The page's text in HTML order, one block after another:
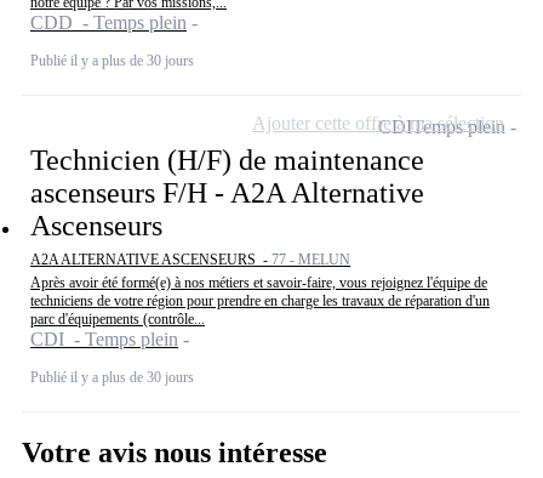
CDD - Temps plein
Publié il y a plus de 30 jours
Technicien (H/F) de maintenance
ascenseurs F/H - A2A Alternative
Ascenseurs
A2A ALTERNATIVE ASCENSEURS - 77 - MELUN
Après avoir été formé(e) à nos métiers et savoir-faire, vous rejoignez l'équipe de
techniciens de votre région pour prendre en charge les travaux de réparation d'un
parc d'équipements (contrôle...
CDI - Temps plein
Publié il y a plus de 30 jours
CDITemps plein
Ajouter cette offre à ma sélection
Votre avis nous intéresse